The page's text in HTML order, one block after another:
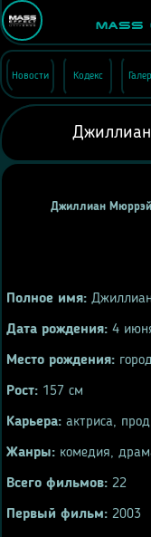
Новости Кодекс
Джиллиан Мюррэй
Полное имя:
Дата рождения: 4
Место рождения:
Рост: 157 см
Карьера: актриса,
Жанры: комедия,
Всего фильмов: 22
Первый фильм: 2003